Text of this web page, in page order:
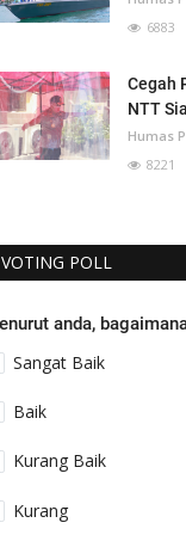
6883
Cegah
NTT
Humas
8221
VOTING POLL
anda,
Sangat Baik
Baik
Kurang Baik
Kurang